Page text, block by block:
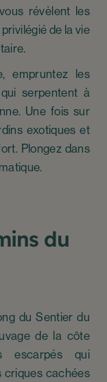
révèlent les
de la vie
empruntez les
serpentent à
Une fois sur
exotiques et
Plongez dans
du
du Sentier du
de la côte
escarpés qui
criques cachées